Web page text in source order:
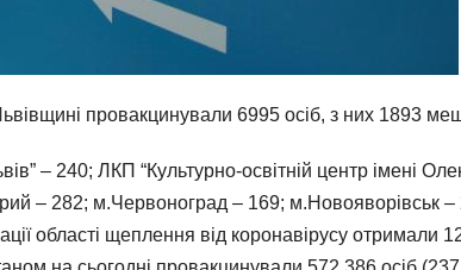
провакцинували 6995 осіб, з них 1893
– 240; ЛКП “Культурно-освітній центр імені
– 282; м.Червоноград – 169; м.Новояворівськ
області щеплення від коронавірусу отримали